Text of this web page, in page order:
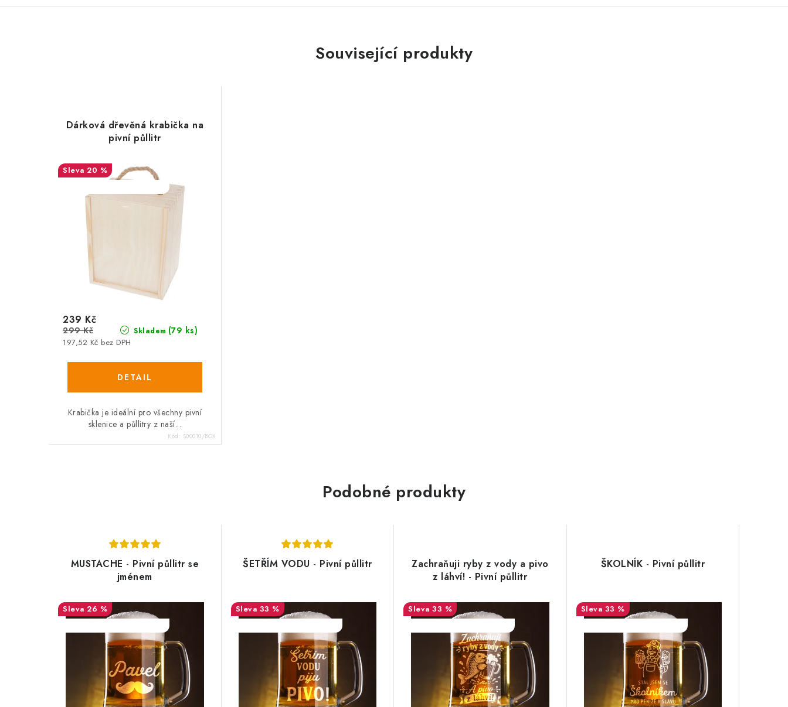
Související produkty
Dárková dřevěná krabička na
pivní půllitr
20 %
Skladem (79 ks)
197,52 Kč bez DPH
239 Kč
299 Kč
Krabička je ideální pro všechny pivní
sklenice a půllitry z naší...
Kód: S00010/BOX
Podobné produkty
MUSTACHE - Pivní půllitr se
jménem
26 %
ŠETŘÍM VODU - Pivní půllitr
33 %
Zachraňuji ryby z vody a pivo
z láhví! - Pivní půllitr
33 %
ŠKOLNÍK - Pivní půllitr
33 %